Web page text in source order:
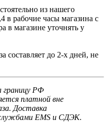
из нашего
в рабочие часы магазина с
в магазине уточнять у
составляет до 2-х дней, не
границу РФ
платной вне
Доставка
EMS и СДЭК.